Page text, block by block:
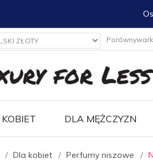
DLA MĘŻCZYZN
Dla kobiet Perfumy niszowe